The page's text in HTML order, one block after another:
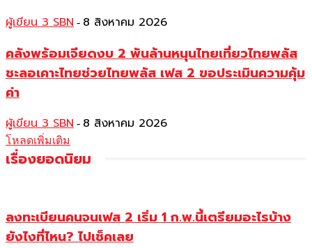
ผู้เขียน 3 SBN - 8 สิงหาคม 2026
คลังพร้อมเจียดงบ 2 พันล้านหนุนไทยเที่ยวไทยพลัส
ชะลอเคาะไทยช่วยไทยพลัส เฟส 2 ขอประเมินความคุ้ม
ค่า
ผู้เขียน 3 SBN - 8 สิงหาคม 2026
โหลดเพิ่มเติม
เรื่องยอดนิยม
ลงทะเบียนคนจนเฟส 2 เริ่ม 1 ก.พ.นี้เตรียมอะไรบ้าง
ยังไงที่ไหน? ไปเช็คเลย